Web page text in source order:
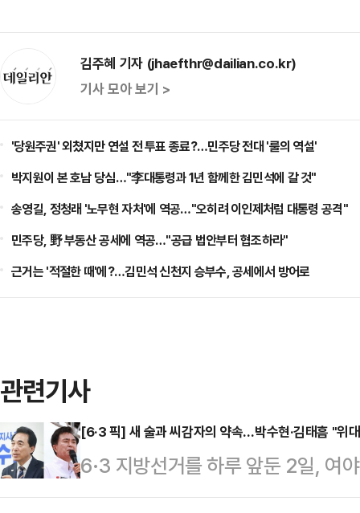
김주혜 기자 (jhaefthr@dailian.co.kr)
기사 모아 보기 >
'당원주권' 외쳤지만 연설 전 투표 종료?…민주당 전대 '룰의 역설'
박지원이 본 호남 당심…"李대통령과 1년 함께한 김민석에 갈 것"
송영길, 정청래 '노무현 자처'에 역공…"오히려 이인제처럼 대통령 공격"
민주당, 野 부동산 공세에 역공…"공급 법안부터 협조하라"
근거는 '적절한 때'에?…김민석 신천지 승부수, 공세에서 방어로
관련기사
[6·3 픽] 새 술과 씨감자의 약속…박수현·김태흠 "위
6·3 지방선거를 하루 앞둔 2일, 여
센터에서 나란히 기자회견을 열고